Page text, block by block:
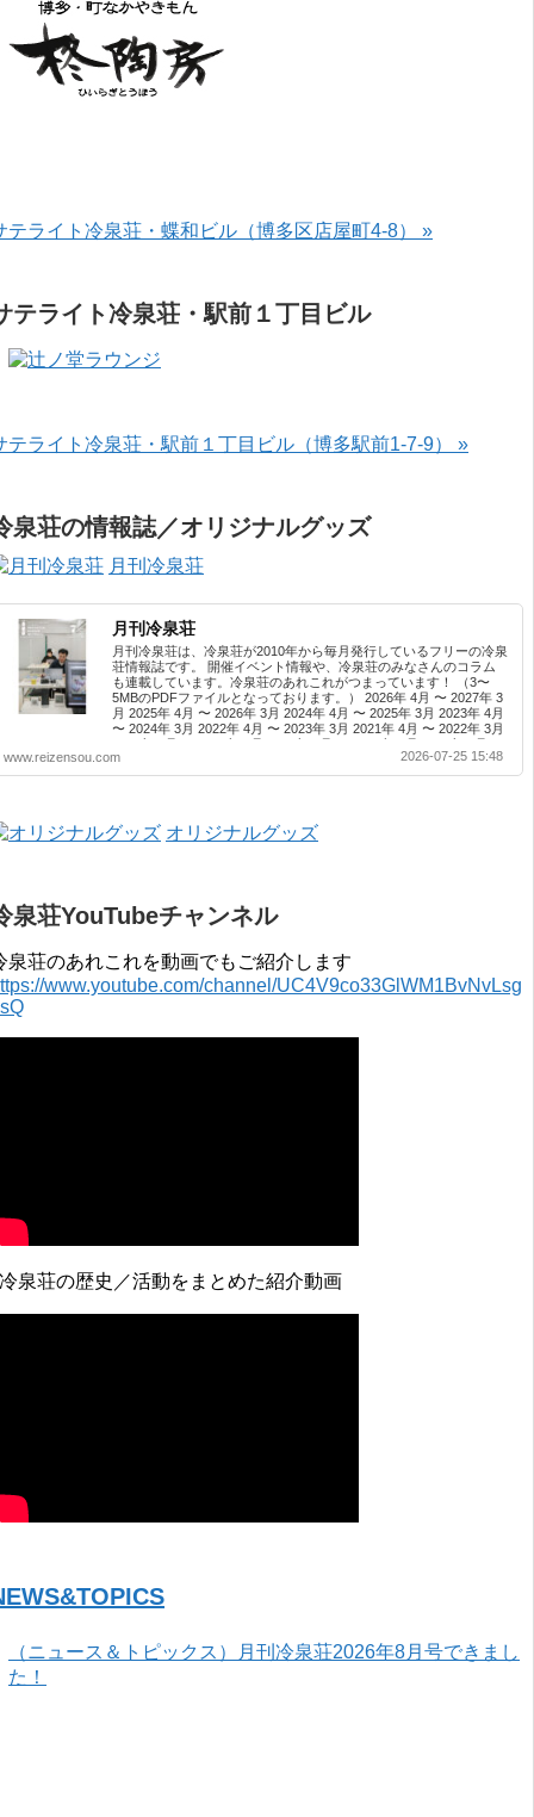
テライト冷泉荘・蝶和ビル（博多区店屋町4-8） »
テライト冷泉荘・駅前１丁目ビル
テライト冷泉荘・駅前１丁目ビル（博多駅前1-7-9） »
泉荘の情報誌／オリジナルグッズ
月刊冷泉荘
月刊冷泉荘
月刊冷泉荘は、冷泉荘が2010年から毎月発行しているフリーの冷泉
荘情報誌です。 開催イベント情報や、冷泉荘のみなさんのコラム
も連載しています。冷泉荘のあれこれがつまっています！ （3〜
5MBのPDFファイルとなっております。） 2026年 4月 〜 2027年 3
月 2025年 4月 〜 2026年 3月 2024年 4月 〜 2025年 3月 2023年 4月
〜 2024年 3月 2022年 4月 〜 2023年 3月 2021年 4月 〜 2022年 3月
2019年 3月 2017年 4月 〜 2018年 3月 2016年 4月 〜 2017年 3月
2015年 4月 〜 2016年 3月 2014年 4月 〜 2015年 3月 2013...
www.reizensou.com 2026-07-25 15:48
オリジナルグッズ
泉荘YouTubeチャンネル
泉荘のあれこれを動画でもご紹介します
www.youtube.com/channel/UC4V9co33GlWM1BvNvLsg
泉荘の歴史／活動をまとめた紹介動画
（ニュース＆トピックス）月刊冷泉荘2026年8月号できまし
た！